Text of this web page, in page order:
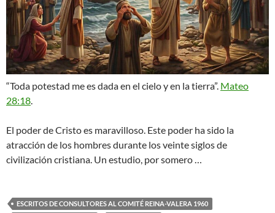
“Toda potestad me es dada en el cielo y en la tierra”. Mateo
28:18.
El poder de Cristo es maravilloso. Este poder ha sido la
atracción de los hombres durante los veinte siglos de
civilización cristiana. Un estudio, por somero …
ESCRITOS DE CONSULTORES AL COMITÉ REINA-VALERA 1960